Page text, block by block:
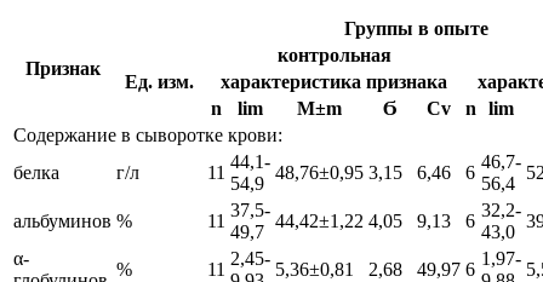
Признак
Группы в опыте
Ед. изм.
контрольная
характеристика признака
n
lim М±m Ϭ Cv n
lim
Содержание в сыворотке крови:
белка
г/л 11
44,1-
54,9
48,76±0,95 3,15 6,46 6
46,7-
56,4
альбуминов % 11
37,5-
49,7
44,42±1,22 4,05 9,13 6
32,2-
43,0
α-
% 11
2,45-
5,36±0,81 2,68 49,97 6
1,97-